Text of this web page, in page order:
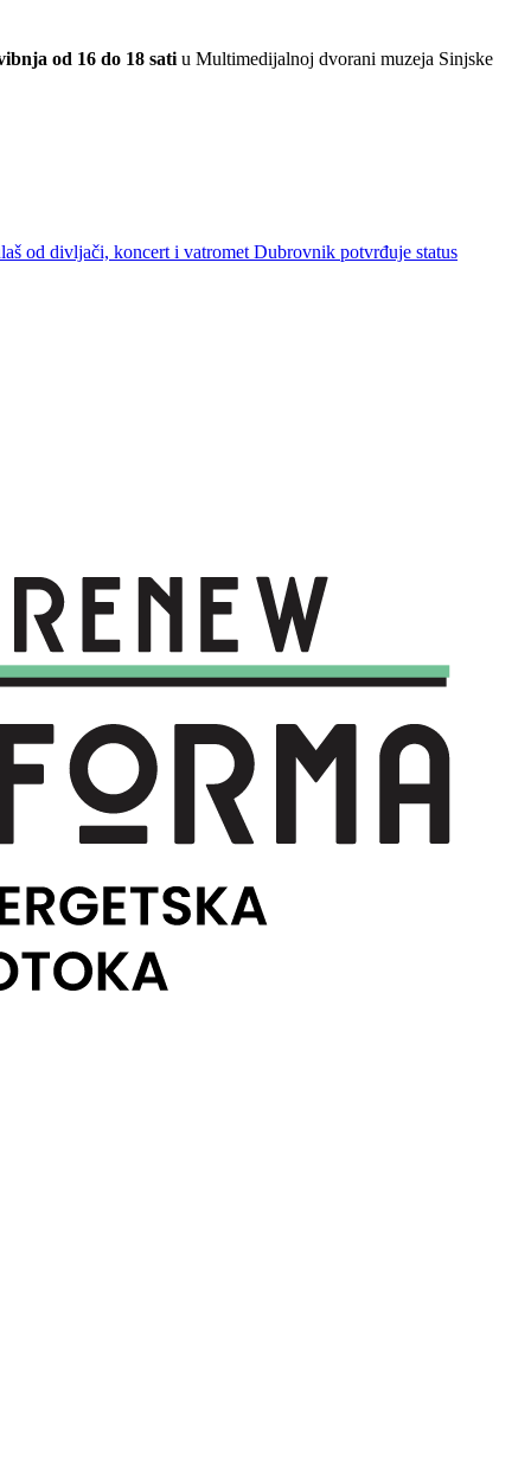
od 16 do 18 sati u Multimedijalnoj dvorani muzeja Sinjske
od divljači, koncert i vatromet Dubrovnik potvrđuje status